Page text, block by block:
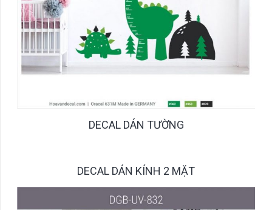
DECAL DÁN TƯỜNG
DECAL DÁN KÍNH 2 MẶT